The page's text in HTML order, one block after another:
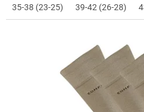
35-38 (23-25) 39-42 (26-28)